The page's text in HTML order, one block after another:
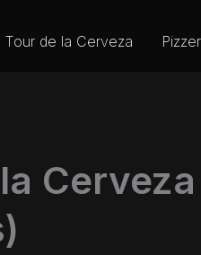
Tour de la Cerveza
Cerveza